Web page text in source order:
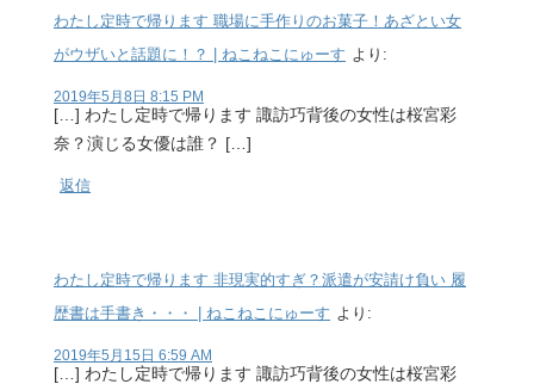
わたし定時で帰ります 職場に手作りのお菓子！あざとい女
がウザいと話題に！？ | ねこねこにゅーす より:
2019年5月8日 8:15 PM
[…] わたし定時で帰ります 諏訪巧背後の女性は桜宮彩
奈？演じる女優は誰？ […]
返信
わたし定時で帰ります 非現実的すぎ？派遣が安請け負い 履
歴書は手書き・・・ | ねこねこにゅーす より:
2019年5月15日 6:59 AM
[…] わたし定時で帰ります 諏訪巧背後の女性は桜宮彩